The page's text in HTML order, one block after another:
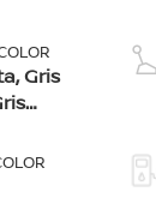
Gris